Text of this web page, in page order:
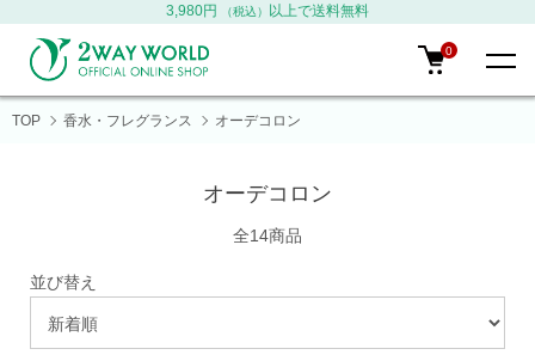
3,980円 （税込） 以上で送料無料
0
TOP 香水・フレグランス オーデコロン
オーデコロン
全14商品
並び替え